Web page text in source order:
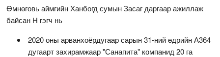
Өмнөговь аймгийн Ханбогд сумын Засаг даргаар ажиллаж
байсан Н гэгч нь
2020 оны арванхоёрдугаар сарын 31-ний өдрийн А364
дугаарт захирамжаар "Санапита" компанид 20 га